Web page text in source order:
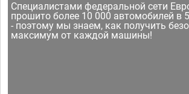
Специалистами федеральной сети
прошито более 10 000 автомобилей в
- поэтому мы знаем, как получить
максимум от каждой машины!